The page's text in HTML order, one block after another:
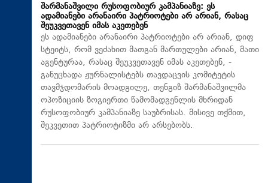
შარმანაშვილი რუსოფობიურ კამპანიაზე: ეს
ადამიანები არანაირი პატრიოტები არ არიან, რასაც
შეუკვეთავენ იმას აკეთებენ
ეს ადამიანები არანაირი პატრიოტები არ არიან, დიფ
სტეიტს, რომ ვეძახით მათგან მართულები არიან, მათი
აგენტურაა, რასაც შეუკვეთავენ იმას აკეთებენ, -
განუცხადა ჟურნალისტებს თავდაცვის კომიტეტის
თავმჯდომარის მოადგილე, თენგიზ შარმანაშვილმა
ოპოზიციის ზოგიერთი წამომადგენლის მხრიდან
რუსოფობიურ კამპანიაზე საუბრისას. მისივე თქმით,
შეკვეთით პატრიოტიზმი არ არსებობს.